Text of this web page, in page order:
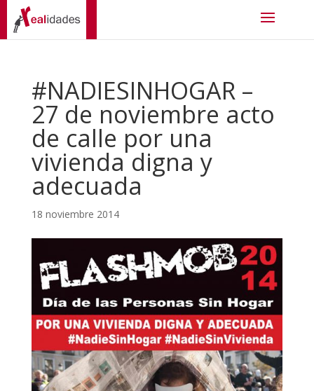
#NADIESINHOGAR –
27 de noviembre acto
de calle por una
vivienda digna y
adecuada
18 noviembre 2014